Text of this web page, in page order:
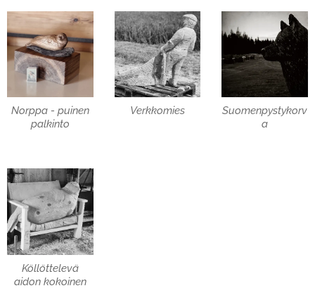
Norppa - puinen
palkinto
Verkkomies
Suomenpystykorv
a
Köllöttelevä
aidon kokoinen